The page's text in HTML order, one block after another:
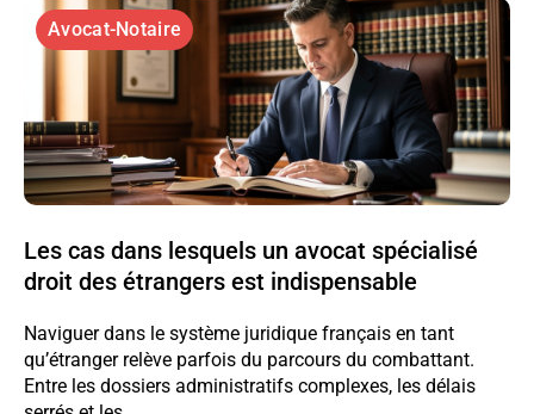
Avocat-Notaire
Les cas dans lesquels un avocat spécialisé
droit des étrangers est indispensable
Naviguer dans le système juridique français en tant
qu’étranger relève parfois du parcours du combattant.
Entre les dossiers administratifs complexes, les délais